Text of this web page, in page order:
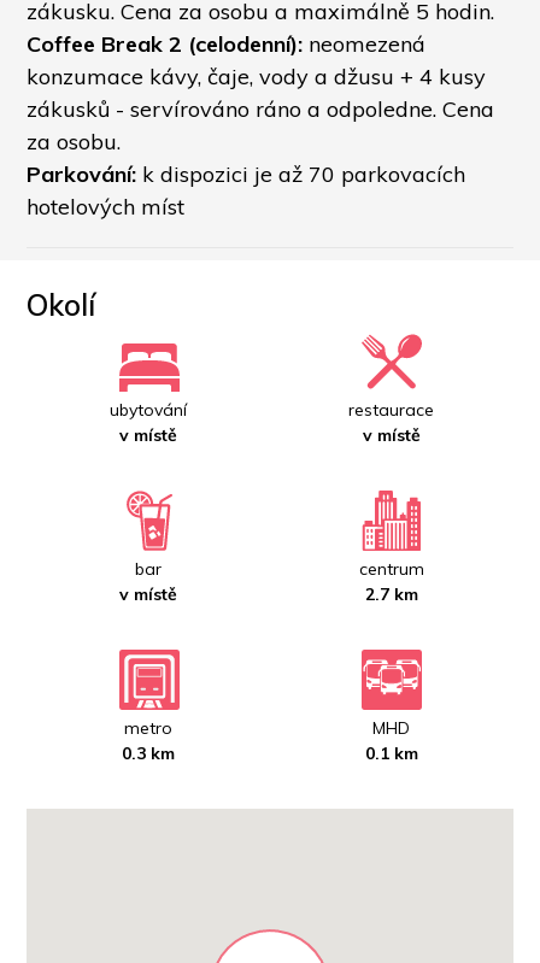
zákusku. Cena za osobu a maximálně 5 hodin.
Coffee Break 2 (celodenní): neomezená
konzumace kávy, čaje, vody a džusu + 4 kusy
zákusků - servírováno ráno a odpoledne. Cena
za osobu.
Parkování: k dispozici je až 70 parkovacích
hotelových míst
Okolí
ubytování
v místě
restaurace
v místě
bar
v místě
centrum
2.7 km
metro
0.3 km
MHD
0.1 km